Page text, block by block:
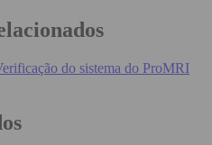
do sistema do ProMRI